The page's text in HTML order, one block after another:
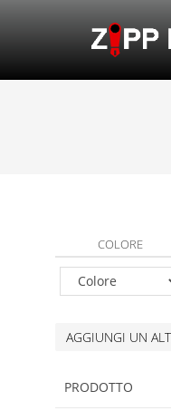
COLORE
AGGIUNGI UN
PRODOTTO